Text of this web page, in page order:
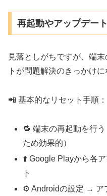
再起動やアップデー
見落としがちですが、端
トが問題解決のきっかけ
📲 基本的なリセット手順：
🔁 端末の再起動を行
ため効果的）
⬆️ Google Playから各
ト
⚙️ Androidの設定 → ア